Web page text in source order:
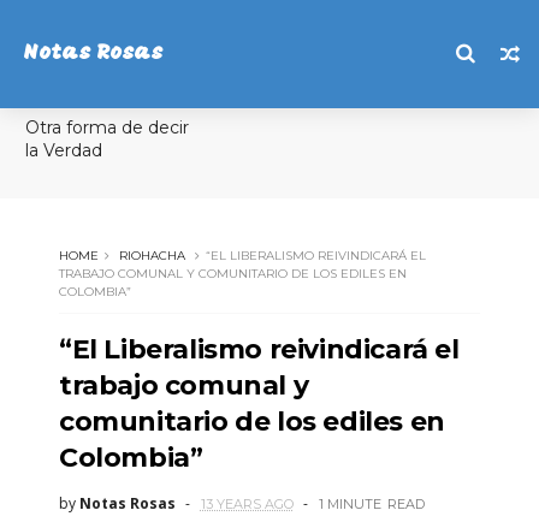
Notas Rosas
Otra forma de decir
la Verdad
HOME RIOHACHA
“EL LIBERALISMO REIVINDICARÁ EL
TRABAJO COMUNAL Y COMUNITARIO DE LOS EDILES EN
COLOMBIA”
“El Liberalismo reivindicará el
trabajo comunal y
comunitario de los ediles en
Colombia”
by Notas Rosas 13 YEARS AGO 1 MINUTE READ